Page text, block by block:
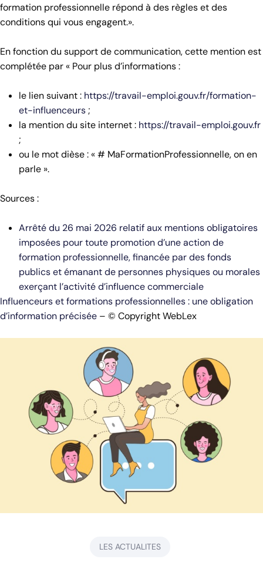
formation professionnelle répond à des règles et des
conditions qui vous engagent.».
En fonction du support de communication, cette mention est
complétée par « Pour plus d’informations :
le lien suivant : https://travail-emploi.gouv.fr/formation-
et-influenceurs ;
la mention du site internet : https://travail-emploi.gouv.fr
;
ou le mot dièse : « # MaFormationProfessionnelle, on en
parle ».
Sources :
Arrêté du 26 mai 2026 relatif aux mentions obligatoires
imposées pour toute promotion d’une action de
formation professionnelle, financée par des fonds
publics et émanant de personnes physiques ou morales
exerçant l’activité d’influence commerciale
Influenceurs et formations professionnelles : une obligation
d’information précisée – © Copyright WebLex
LES ACTUALITES